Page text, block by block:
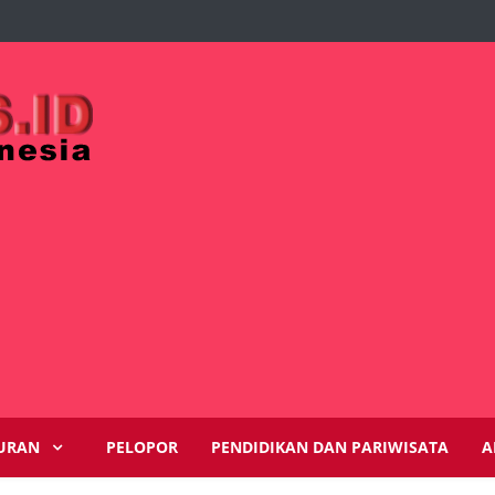
PELOPOR PENDIDIKAN DAN PARIWISATA